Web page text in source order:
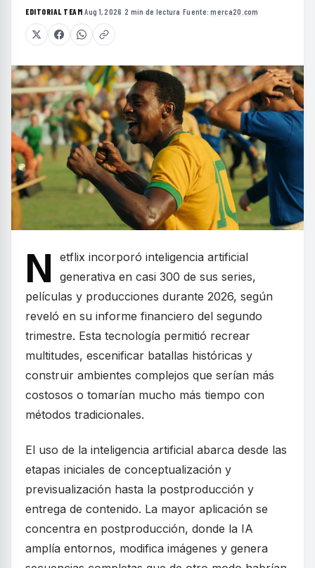
EDITORIAL TEAM·Aug 1, 2026 ·2 min de lectura ·Fuente:merca20.com
N
etflix incorporó inteligencia artificial
generativa en casi 300 de sus series,
películas y producciones durante 2026, según
reveló en su informe financiero del segundo
trimestre. Esta tecnología permitió recrear
multitudes, escenificar batallas históricas y
construir ambientes complejos que serían más
costosos o tomarían mucho más tiempo con
métodos tradicionales.
El uso de la inteligencia artificial abarca desde las
etapas iniciales de conceptualización y
previsualización hasta la postproducción y
entrega de contenido. La mayor aplicación se
concentra en postproducción, donde la IA
amplía entornos, modifica imágenes y genera